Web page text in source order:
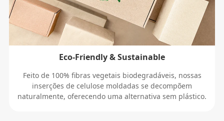
Eco-Friendly & Sustainable
Feito de 100% fibras vegetais biodegradáveis, nossas
inserções de celulose moldadas se decompõem
naturalmente, oferecendo uma alternativa sem plástico.